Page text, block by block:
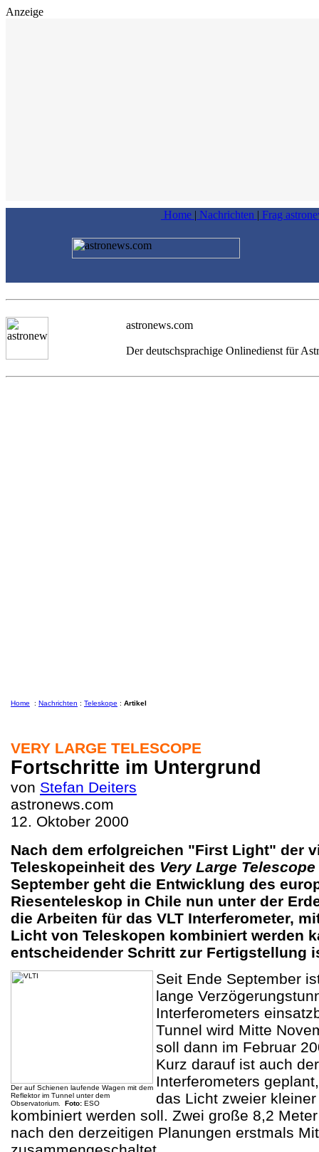
Anzeige
Home | Nachrichten | Frag
astronews.com
Der deutschsprachige Onlinedienst für
Home : Nachrichten : Teleskope : Artikel
VERY LARGE TELESCOPE
Fortschritte im Untergrund
von Stefan Deiters
astronews.com
12. Oktober 2000
Nach dem erfolgreichen "First Light" der
Teleskopeinheit des Very Large Telescope
September geht die Entwicklung des
Riesenteleskop in Chile nun unter der
die Arbeiten für das VLT Interferometer,
Licht von Teleskopen kombiniert werden
entscheidender Schritt zur Fertigstellung
Der auf Schienen laufende Wagen mit dem
Reflektor im Tunnel unter dem
Observatorium. Foto: ESO
Seit Ende September
lange
Interferometers
Tunnel wird Mitte
soll dann im Februar
Kurz darauf ist auch
Interferometers
das Licht zweier
kombiniert werden soll. Zwei große 8,2
nach den derzeitigen Planungen erstmals